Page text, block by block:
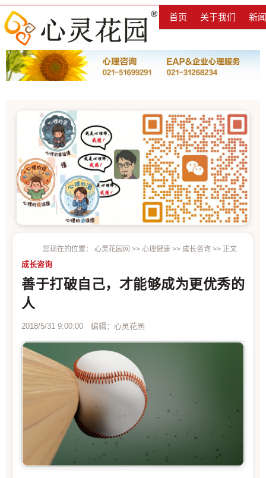
首页 关于我们 新
您现在的位置： 心灵花园网 >> 心理健康 >> 成长咨询 >> 正文
成长咨询
善于打破自己，才能够成为更优秀的
人
2018/5/31 9:00:00 编辑：心灵花园